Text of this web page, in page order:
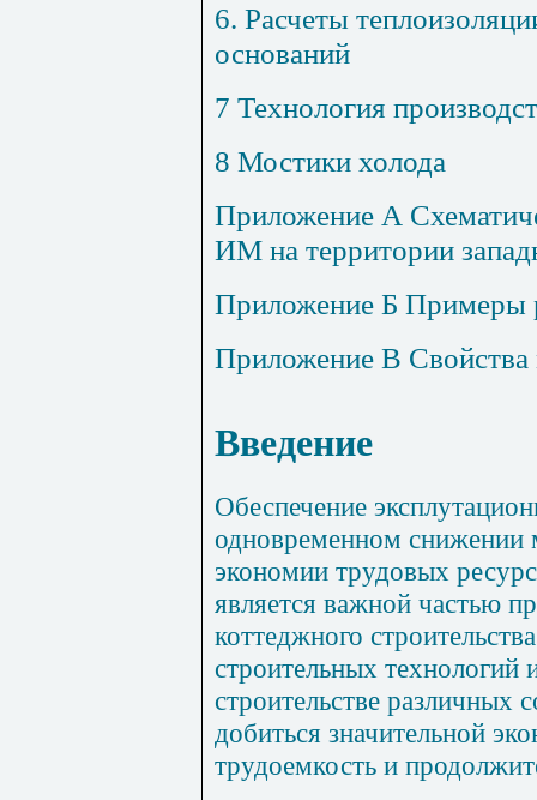
6. Расчеты
оснований
7 Технология
8 Мостики холода
Приложение А
ИМ на территории
Приложение Б Примеры
Приложение В Свойства
Введение
Обеспечение
одновременном снижении
экономии трудовых
является важной частью
коттеджного
строительных технологий
строительстве различных
добиться значительной
трудоемкость и